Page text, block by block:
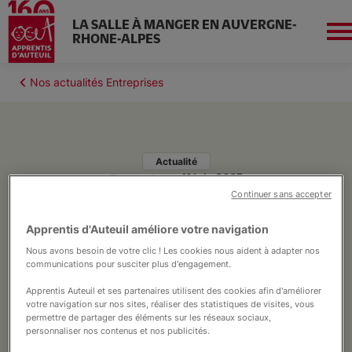
LA SALLE À MANGER EN AUVERGNE-
RHONE-ALPES
Réservez à Grenoble
Réservez à Lyon
Fil Nos actualités Entreprises
Actualité
Entreprises 11 juin 2025
Entreprises, vous pouvez
changer la vie des jeunes
grâce à votre taxe
d’apprentissage !
Et si votre entreprise avait le pouvoir
d’agir concrètement pour l’avenir des
jeunes ?
Apprentis d'Auteuil améliore votre navigation
Nous avons besoin de votre clic ! Les cookies nous aident à adapter nos
communications pour susciter plus d'engagement.
Apprentis Auteuil et ses partenaires utilisent des cookies afin d'améliorer
votre navigation sur nos sites, réaliser des statistiques de visites, vous
permettre de partager des éléments sur les réseaux sociaux,
personnaliser nos contenus et nos publicités.
Continuer sans accepter